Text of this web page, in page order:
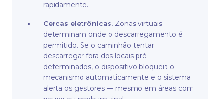
rapidamente.
Cercas eletrônicas. Zonas virtuais
determinam onde o descarregamento é
permitido. Se o caminhão tentar
descarregar fora dos locais pré
determinados, o dispositivo bloqueia o
mecanismo automaticamente e o sistema
alerta os gestores — mesmo em áreas com